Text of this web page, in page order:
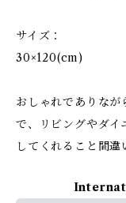
サイズ：
30×120(cm)
おしゃれでありなが
で、リビングやダイ
してくれること間違